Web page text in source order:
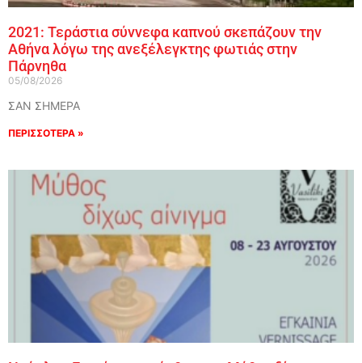
2021: Τεράστια σύννεφα καπνού σκεπάζουν την
Αθήνα λόγω της ανεξέλεγκτης φωτιάς στην
Πάρνηθα
05/08/2026
ΣΑΝ ΣΗΜΕΡΑ
ΠΕΡΙΣΣΟΤΕΡΑ »